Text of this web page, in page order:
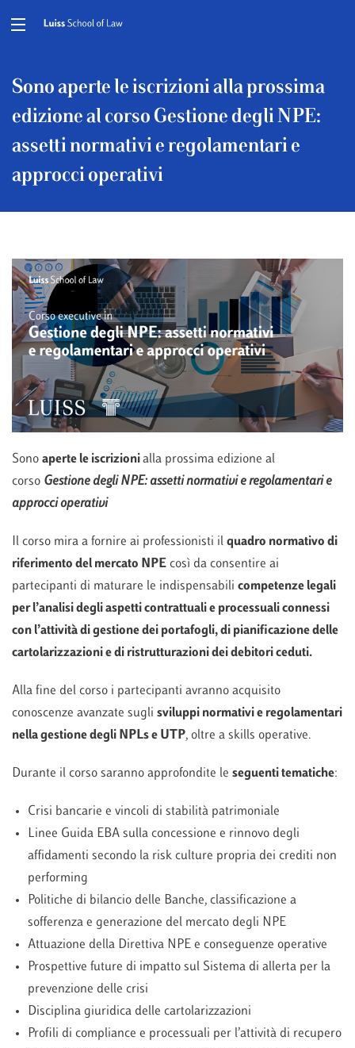
Sono aperte le iscrizioni alla prossima
edizione al corso Gestione degli NPE:
assetti normativi e regolamentari e
approcci operativi
Sono aperte le iscrizionialla prossima edizione al
corso Gestione degli NPE: assetti normativi e regolamentari e
approcci operativi
Il corso mira a fornire ai professionisti il quadro normativo di
riferimento del mercato NPEcosì da consentire ai
partecipanti di maturare le indispensabili competenze legali
per l’analisi degli aspetti contrattuali e processuali connessi
con l’attività di gestione dei portafogli, di pianificazione delle
cartolarizzazioni e di ristrutturazioni dei debitori ceduti.
Alla fine del corso i partecipanti avranno acquisito
conoscenze avanzate sugli sviluppi normativi e regolamentari
nella gestione degli NPLs e UTP, oltre a skills operative.
Durante il corso saranno approfondite le seguenti tematiche:
Crisi bancarie e vincoli di stabilità patrimoniale
Linee Guida EBA sulla concessione e rinnovo degli
affidamenti secondo la risk culture propria dei crediti non
performing
Politiche di bilancio delle Banche, classificazione a
sofferenza e generazione del mercato degli NPE
Attuazione della Direttiva NPE e conseguenze operative
Prospettive future di impatto sul Sistema di allerta per la
prevenzione delle crisi
Disciplina giuridica delle cartolarizzazioni
Profili di compliance e processuali per l’attività di recupero